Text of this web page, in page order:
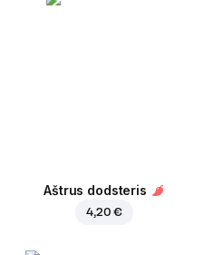
Aštrus dodsteris
4,20 €